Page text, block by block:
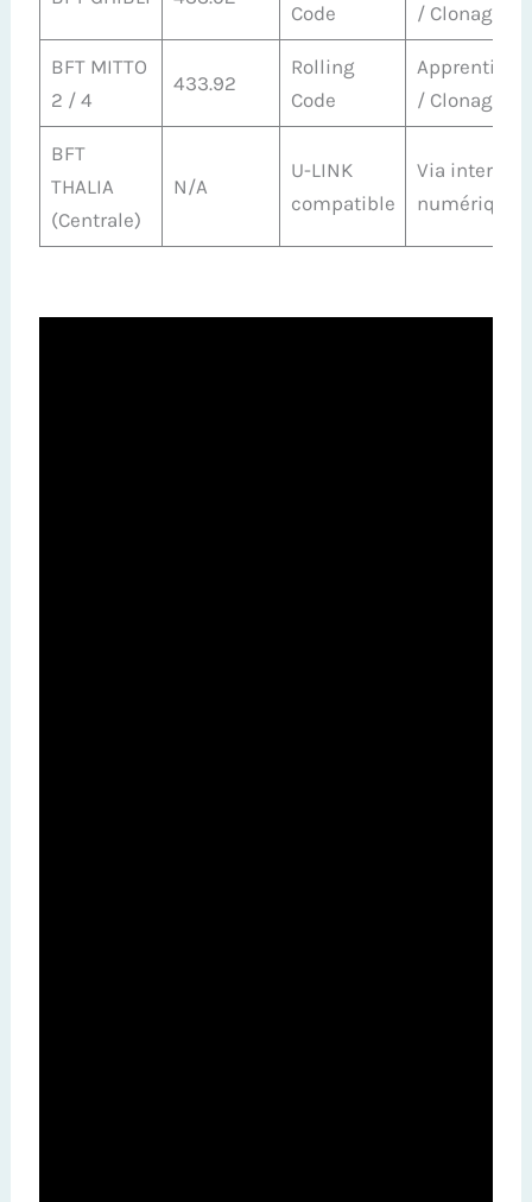
Code / Clonage
BFT MITTO
2 / 4
433.92
Rolling
Code
/ Clonage
BFT
THALIA
(Centrale)
N/A
U-LINK
compatible
Via interface
numérique